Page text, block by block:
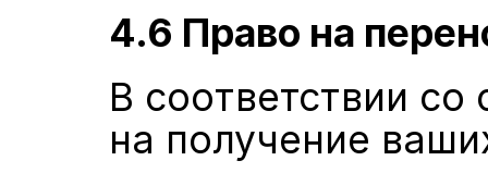
4.6 Право на
В соответствии со
на получение